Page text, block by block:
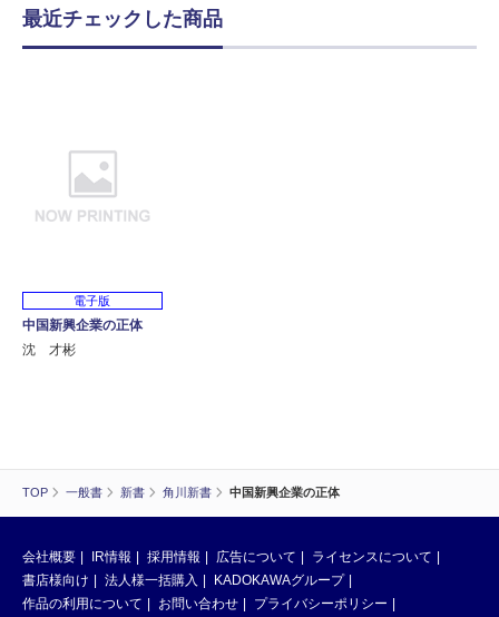
TOP 一般書 新書 角川新書 中国新興企業の正体
最近チェックした商品
電子版
中国新興企業の正体
沈 才彬
会社概要 IR情報 採用情報 広告について
ライセンスについて
書店様向け
法人様一括購入
KADOKAWAグループ
作品の利用について
お問い合わせ プライバシーポリシー